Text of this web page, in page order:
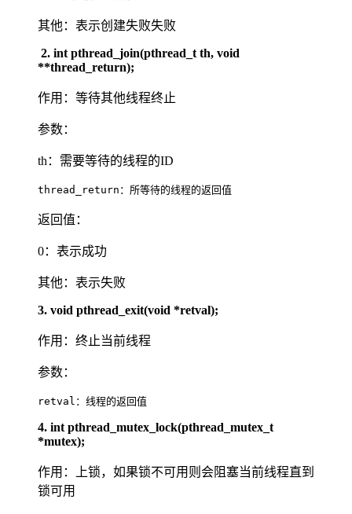
其他：表示创建失败失败
2. int pthread_join(pthread_t th, void
**thread_return);
作用：等待其他线程终止
参数：
th：需要等待的线程的ID
thread_return：所等待的线程的返回值
返回值：
0：表示成功
其他：表示失败
3. void pthread_exit(void *retval);
作用：终止当前线程
参数：
retval：线程的返回值
4. int pthread_mutex_lock(pthread_mutex_t
*mutex);
作用：上锁，如果锁不可用则会阻塞当前线程直到
锁可用